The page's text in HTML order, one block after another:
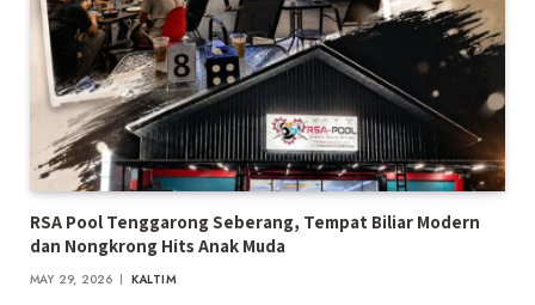
RSA Pool Tenggarong Seberang, Tempat Biliar Modern
dan Nongkrong Hits Anak Muda
MAY 29, 2026 KALTIM